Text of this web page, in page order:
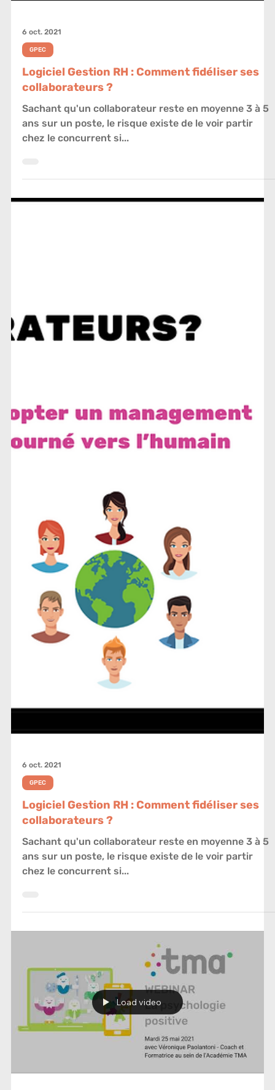
6 oct. 2021
Logiciel Gestion RH : Comment fidéliser ses
collaborateurs ?
Logiciel Gestion RH : Comment fidéliser ses
Sachant qu'un collaborateur reste en moyenne 3 à 5
ans sur un poste, le risque existe de le voir partir
chez le concurrent si...